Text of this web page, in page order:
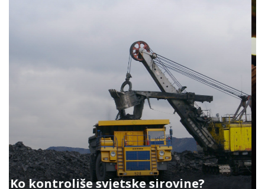
AI neće ugasiti sva radna mjesta: